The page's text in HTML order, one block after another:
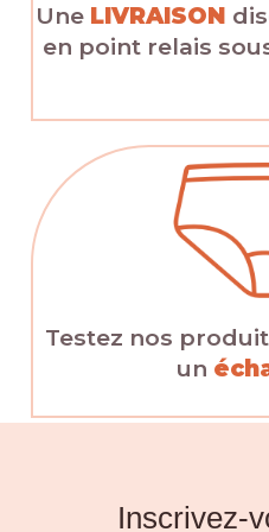
Une LIVRAISON
en point relais
Testez nos
un
Inscrivez-